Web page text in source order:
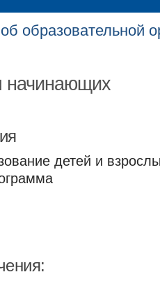
образовательной
начинающих
детей и